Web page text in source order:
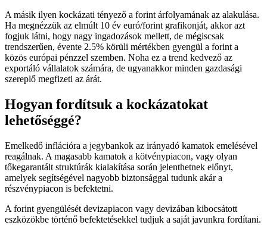
A másik ilyen kockázati tényező a forint árfolyamának az alakulása.
Ha megnézzük az elmúlt 10 év euró/forint grafikonját, akkor azt
fogjuk látni, hogy nagy ingadozások mellett, de mégiscsak
trendszerűen, évente 2.5% körüli mértékben gyengül a forint a
közös európai pénzzel szemben. Noha ez a trend kedvező az
exportáló vállalatok számára, de ugyanakkor minden gazdasági
szereplő megfizeti az árát.
Hogyan fordítsuk a kockázatokat
lehetőséggé?
Emelkedő inflációra a jegybankok az irányadó kamatok emelésével
reagálnak. A magasabb kamatok a kötvénypiacon, vagy olyan
tőkegarantált struktúrák kialakítása során jelenthetnek előnyt,
amelyek segítségével nagyobb biztonsággal tudunk akár a
részvénypiacon is befektetni.
A forint gyengülését devizapiacon vagy devizában kibocsátott
eszközökbe történő befektetésekkel tudjuk a saját javunkra fordítani.